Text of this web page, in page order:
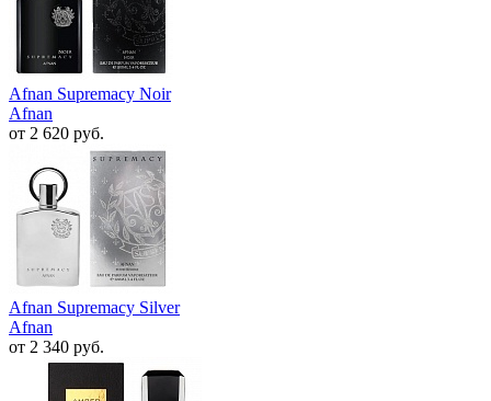
Afnan Supremacy Noir
Afnan
от 2 620 руб.
Afnan Supremacy Silver
Afnan
от 2 340 руб.